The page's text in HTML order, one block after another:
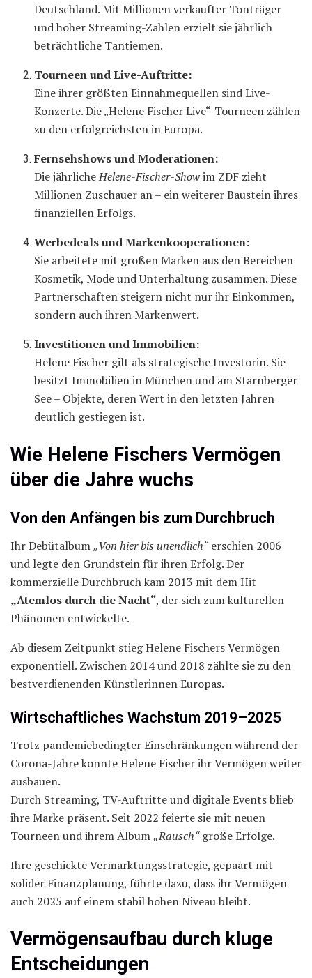
Deutschland. Mit Millionen verkaufter Tonträger
und hoher Streaming-Zahlen erzielt sie jährlich
beträchtliche Tantiemen.
Tourneen und Live-Auftritte:
Eine ihrer größten Einnahmequellen sind Live-
Konzerte. Die „Helene Fischer Live“-Tourneen zählen
zu den erfolgreichsten in Europa.
Fernsehshows und Moderationen:
Die jährlicheHelene-Fischer-Showim ZDF zieht
Millionen Zuschauer an – ein weiterer Baustein ihres
finanziellen Erfolgs.
Werbedeals und Markenkooperationen:
Sie arbeitete mit großen Marken aus den Bereichen
Kosmetik, Mode und Unterhaltung zusammen. Diese
Partnerschaften steigern nicht nur ihr Einkommen,
sondern auch ihren Markenwert.
Investitionen und Immobilien:
Helene Fischer gilt als strategische Investorin. Sie
besitzt Immobilien in München und am Starnberger
See – Objekte, deren Wert in den letzten Jahren
deutlich gestiegen ist.
Wie Helene Fischers Vermögen
über die Jahre wuchs
Von den Anfängen bis zum Durchbruch
Ihr Debütalbum„Von hier bis unendlich“erschien 2006
und legte den Grundstein für ihren Erfolg. Der
kommerzielle Durchbruch kam 2013 mit dem Hit
„Atemlos durch die Nacht“, der sich zum kulturellen
Phänomen entwickelte.
Ab diesem Zeitpunkt stieg Helene Fischers Vermögen
exponentiell. Zwischen 2014 und 2018 zählte sie zu den
bestverdienenden Künstlerinnen Europas.
Wirtschaftliches Wachstum 2019–2025
Trotz pandemiebedingter Einschränkungen während der
Corona-Jahre konnte Helene Fischer ihr Vermögen weiter
ausbauen.
Durch Streaming, TV-Auftritte und digitale Events blieb
ihre Marke präsent. Seit 2022 feierte sie mit neuen
Tourneen und ihrem Album„Rausch“große Erfolge.
Ihre geschickte Vermarktungsstrategie, gepaart mit
solider Finanzplanung, führte dazu, dass ihr Vermögen
auch 2025 auf einem stabil hohen Niveau bleibt.
Vermögensaufbau durch kluge
Entscheidungen